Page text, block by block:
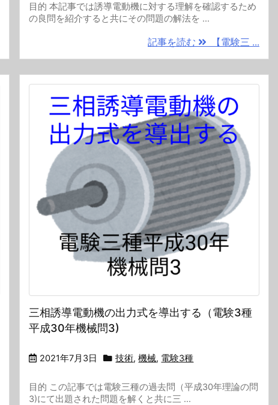
目的 本記事では誘導電動機に対する理解を確認するため
の良問を紹介すると共にその問題の解法を ...
記事を読む 【電験三 ...
三相誘導電動機の出力式を導出する（電験3種
平成30年機械問3)
2021年7月3日 技術,機械, 電験3種
目的 この記事では電験三種の過去問（平成30年理論の問
3)にて出題された問題を解くと共に三 ...